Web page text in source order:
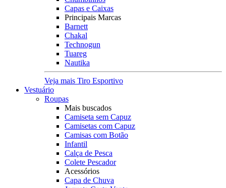
Capas e Caixas
Principais Marcas
Barnett
Chakal
Technogun
Tuareg
Nautika
Veja mais Tiro Esportivo
Vestuário
Roupas
Mais buscados
Camiseta sem Capuz
Camisetas com Capuz
Camisas com Botão
Infantil
Calça de Pesca
Colete Pescador
Acessórios
Capa de Chuva